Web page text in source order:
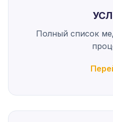
Полный список